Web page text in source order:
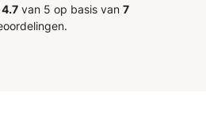
4.7 van 5 op basis van 7